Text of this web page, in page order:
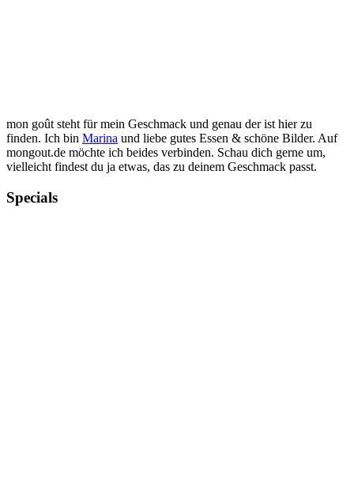
mon goût steht für mein Geschmack und genau der ist hier zu
finden. Ich bin Marina und liebe gutes Essen & schöne Bilder. Auf
mongout.de möchte ich beides verbinden. Schau dich gerne um,
vielleicht findest du ja etwas, das zu deinem Geschmack passt.
Specials